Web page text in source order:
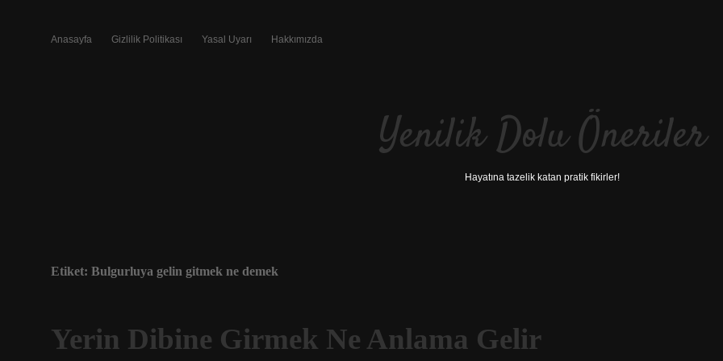
Anasayfa Gizlilik Politikası Yasal Uyarı Hakkımızda
Yenilik Dolu Öneriler
Hayatına tazelik katan pratik fikirler!
Etiket: Bulgurluya gelin gitmek ne demek
Yerin Dibine Girmek Ne Anlama Gelir